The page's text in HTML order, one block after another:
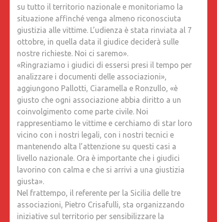
su tutto il territorio nazionale e monitoriamo la
situazione affinché venga almeno riconosciuta
giustizia alle vittime. L’udienza è stata rinviata al 7
ottobre, in quella data il giudice deciderà sulle
nostre richieste. Noi ci saremo».
«Ringraziamo i giudici di essersi presi il tempo per
analizzare i documenti delle associazioni»,
aggiungono Pallotti, Ciaramella e Ronzullo, «è
giusto che ogni associazione abbia diritto a un
coinvolgimento come parte civile. Noi
rappresentiamo le vittime e cerchiamo di star loro
vicino con i nostri legali, con i nostri tecnici e
mantenendo alta l’attenzione su questi casi a
livello nazionale. Ora è importante che i giudici
lavorino con calma e che si arrivi a una giustizia
giusta».
Nel frattempo, il referente per la Sicilia delle tre
associazioni, Pietro Crisafulli, sta organizzando
iniziative sul territorio per sensibilizzare la